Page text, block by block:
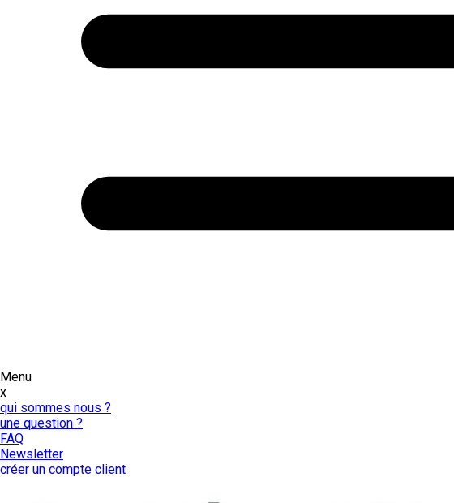
Menu
x
qui sommes nous ?
une question ?
FAQ
Newsletter
créer un compte client